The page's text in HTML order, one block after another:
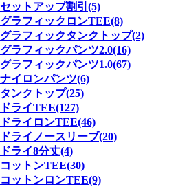
セットアップ割引(5)
グラフィックロンTEE(8)
グラフィックタンクトップ(2)
グラフィックパンツ2.0(16)
グラフィックパンツ1.0(67)
ナイロンパンツ(6)
タンクトップ(25)
ドライTEE(127)
ドライロンTEE(46)
ドライノースリーブ(20)
ドライ8分丈(4)
コットンTEE(30)
コットンロンTEE(9)